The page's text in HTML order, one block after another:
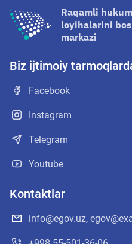
Raqamli
loyihalarini
markazi
Biz ijtimoiy
Facebook
Instagram
Telegram
Youtube
Kontaktlar
info@egov.uz,